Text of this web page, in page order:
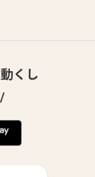
くし